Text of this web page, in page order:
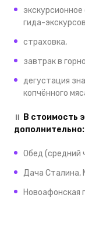
гида-
страховка,
завтрак в
дегустация
копчённого
⏸ В стоимость
дополнительно:
Обед (средний
Дача Сталина,
Новоафонская